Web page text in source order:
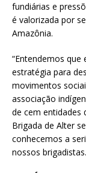
fundiárias e
é valorizada por
Amazônia.
“Entendemos que
estratégia para
movimentos
associação
de cem entidades
Brigada de Alter
conhecemos a
nossos